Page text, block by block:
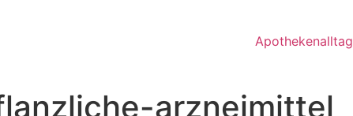
Apothekenalltag
arzneimittel